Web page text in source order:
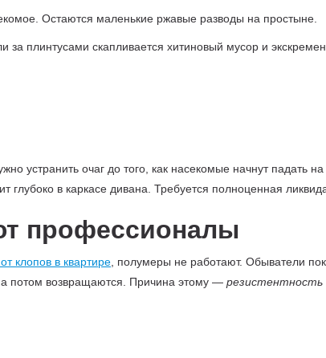
Остаются маленькие ржавые разводы на простыне.
за плинтусами скапливается хитиновый мусор и
устранить очаг до того, как насекомые начнут падать
в каркасе дивана. Требуется полноценная
профессионалы
клопов в квартире , полумеры не работают. Обыватели
а потом возвращаются. Причина этому — резистентность